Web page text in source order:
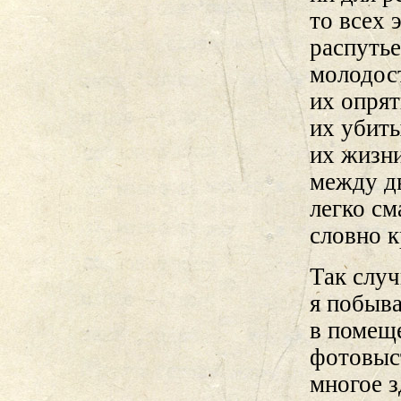
то всех
их
их
их
между
легко
словно
Так
я
в
многое